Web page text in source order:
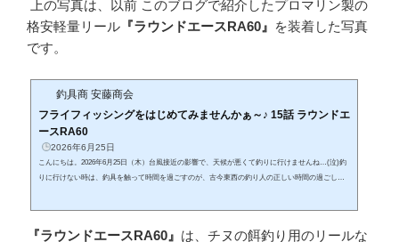
上の写真は、以前 このブログで紹介したプロマリン製の
格安軽量リール 『ラウンドエースRA60』 を装着した写真
です。
釣具商 安藤商会
フライフィッシングをはじめてみませんかぁ～♪ 15話 ラウンドエ
ースRA60
2026年6月25日
こんにちは。2026年6月25日（木）台風接近の影響で、天候が悪くて釣りに行けませんね…(泣)釣
りに行けない時は、釣具を触って時間を過ごすのが、古今東西の釣り人の正しい時間の過ごしか
グロ鳴海店』で見つけ、購入しました。新品で値段が￥1,628-と...
『ラウンドエースRA60』 は、チヌの餌釣り用のリールな